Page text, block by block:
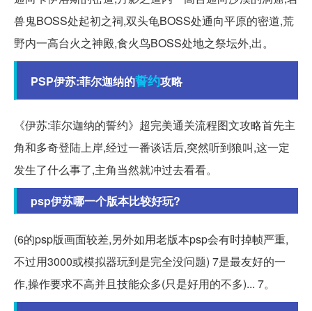
兽鬼BOSS处起初之祠,双头龟BOSS处通向平原的密道,荒
野内一高台火之神殿,食火鸟BOSS处地之祭坛外,出。
PSP伊苏:菲尔迦纳的誓约攻略
《伊苏:菲尔迦纳的誓约》超完美通关流程图文攻略首先主
角和多奇登陆上岸,经过一番谈话后,突然听到狼叫,这一定
发生了什么事了,主角当然就冲过去看看。
psp伊苏哪一个版本比较好玩?
(6的psp版画面较差,另外如用老版本psp会有时掉帧严重,
不过用3000或模拟器玩到是完全没问题) 7是最友好的一
作,操作要求不高并且技能众多(只是好用的不多)... 7。